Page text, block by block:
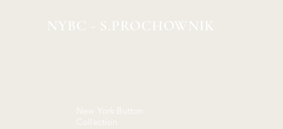
NYBC - S.PROCHOWNIK
New York Button